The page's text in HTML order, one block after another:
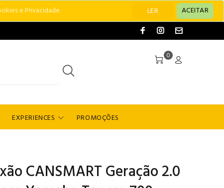
e Privacidade. LER
ACEITAR
0
EXPERIENCES PROMOÇÕES
CANSMART Geração 2.0